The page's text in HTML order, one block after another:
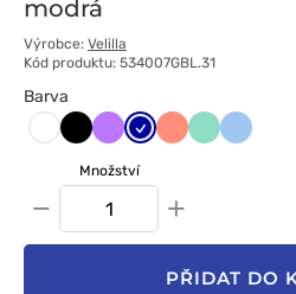
modrá
Výrobce: Velilla
Kód produktu: 534007GBL.31
Barva
Biały CzarnyFioletowy
Granatowy
KoralowyMiętowyNiebieski
Množství
− +
PŘIDAT DO